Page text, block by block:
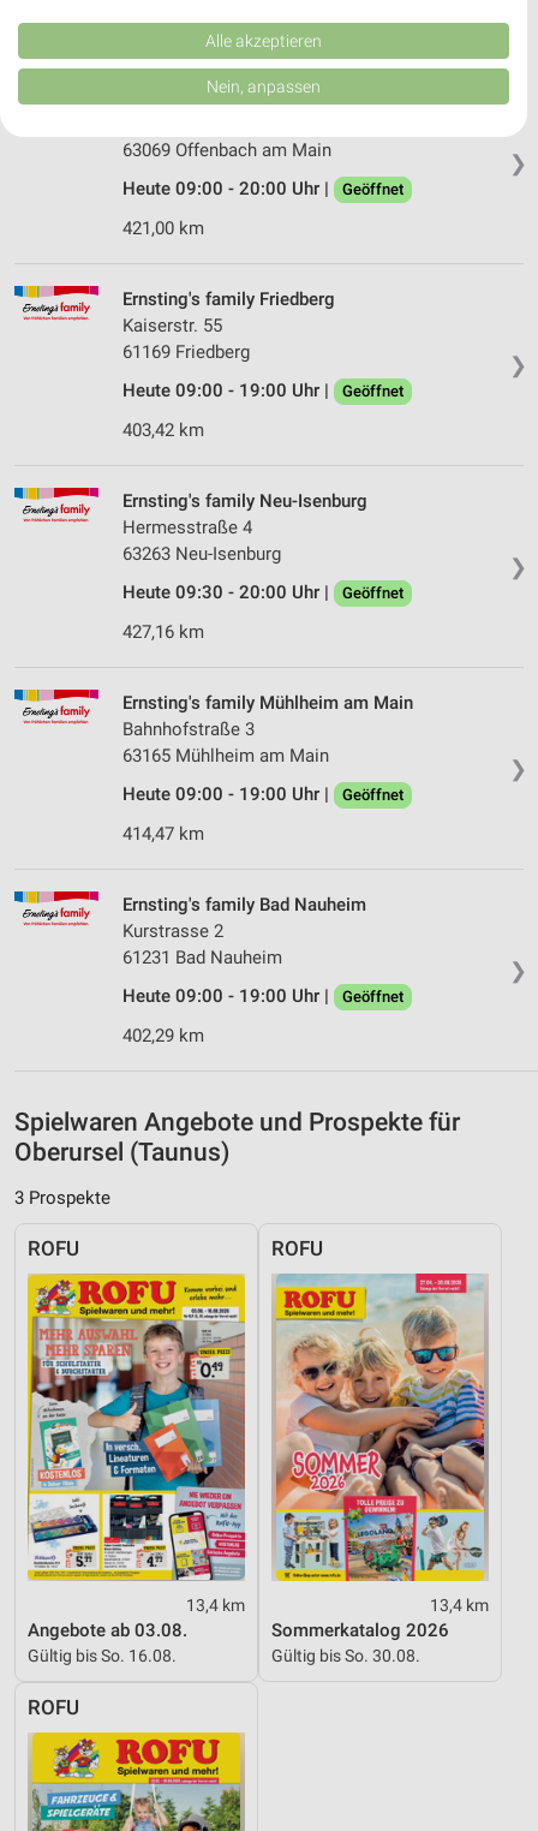
419,81 km
❯
Ernsting's family Offenbach am Main
63069 Offenbach am Main
Heute 09:00 - 20:00 Uhr |
Geöffnet
421,00 km
❯
Ernsting's family Friedberg
Kaiserstr. 55
61169 Friedberg
Heute 09:00 - 19:00 Uhr |
Geöffnet
403,42 km
❯
Ernsting's family Neu-Isenburg
Hermesstraße 4
63263 Neu-Isenburg
Heute 09:30 - 20:00 Uhr |
Geöffnet
427,16 km
❯
Ernsting's family Mühlheim am Main
Bahnhofstraße 3
63165 Mühlheim am Main
Heute 09:00 - 19:00 Uhr |
Geöffnet
414,47 km
❯
Ernsting's family Bad Nauheim
Kurstrasse 2
61231 Bad Nauheim
Heute 09:00 - 19:00 Uhr |
Geöffnet
402,29 km
Spielwaren Angebote und Prospekte für
Oberursel (Taunus)
3 Prospekte
ROFU
13,4 km
Angebote ab 03.08.
Gültig bis So. 16.08.
ROFU
13,4 km
Sommerkatalog 2026
Gültig bis So. 30.08.
ROFU
Kombinationen von Daten aus verschiedenen Quellen. Entwicklung und
Verbesserung der Angebote. Verwendung reduzierter Daten zur Auswahl
von Inhalten.
Daten können außerhalb der Europäischen Union weitergegeben und in die
Website/App.
IAB-Verarbeitungszwecke:
auf einem Endgerät
Verwendung reduzierter Daten zur Auswahl von
Werbeanzeigen
Erstellung von Profilen für personalisierte
personalisierter Werbung
Erstellung von Profilen zur Personalisierung
Verwendung von Profilen zur Auswahl
personalisierter Inhalte
Messung der Werbeleistung
Messung der Performance von Inhalten
Analyse von Zielgruppen durch Statistiken oder
Kombinationen von Daten aus verschiedenen
Verwendung reduzierter Daten zur Auswahl von
IAB-Besonderheiten:
Verwendung genauer Standortdaten
Nicht-IAB-Verarbeitungszwecke:
Funktional
Werbung
Alle akzeptieren
Nein, anpassen